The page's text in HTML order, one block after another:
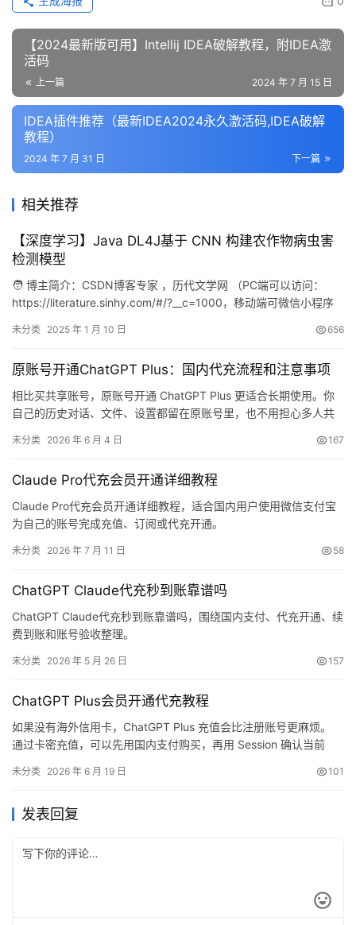
【2024最新版可用】Intellij IDEA破解教程，附IDEA激
活码
上一篇 2024 年 7 月 15 日
IDEA插件推荐（最新IDEA2024永久激活码,IDEA破解
教程）
下一篇
2024 年 7 月 31 日
相关推荐
【深度学习】Java DL4J基于 CNN 构建农作物病虫害
检测模型
🧑 博主简介：CSDN博客专家 ，历代文学网 （PC端可以访问：
https://literature.sinhy.com/#/?__c=1000，移动端可微信小程序
发设计，Springboot和微服务，熟悉Linux，ESXI虚拟化以及云原生
未分类 2025 年 1 月 10 日 656
原账号开通ChatGPT Plus：国内代充流程和注意事项
相比买共享账号，原账号开通 ChatGPT Plus 更适合长期使用。你
自己的历史对话、文件、设置都留在原账号里，也不用担心多人共
未分类 2026 年 6 月 4 日 167
Claude Pro代充会员开通详细教程
Claude Pro代充会员开通详细教程，适合国内用户使用微信支付宝
为自己的账号完成充值、订阅或代充开通。
未分类 2026 年 7 月 11 日 58
ChatGPT Claude代充秒到账靠谱吗
ChatGPT Claude代充秒到账靠谱吗，围绕国内支付、代充开通、续
费到账和账号验收整理。
未分类 2026 年 5 月 26 日 157
ChatGPT Plus会员开通代充教程
如果没有海外信用卡，ChatGPT Plus 充值会比注册账号更麻烦。
通过卡密充值，可以先用国内支付购买，再用 Session 确认当前
录和工作资料。
未分类 2026 年 6 月 19 日 101
发表回复